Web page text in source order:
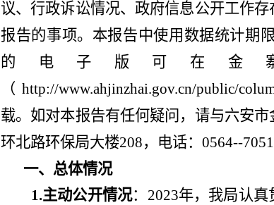
议、行政诉讼情况、政府信息公开工作
报告的事项。本报告中使用数据统计期
的电子版可在金
（ http://www.ahjinzhai.gov.cn/public/
载。如对本报告有任何疑问，请与六安
环北路环保局大楼208，电话： 0564--
一、总体情况
1.主动公开情况： 2023年，我局认真